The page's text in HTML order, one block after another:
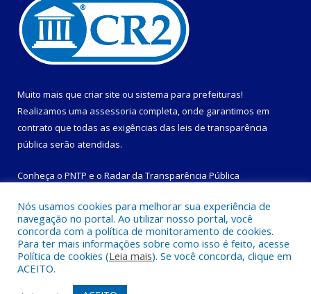
Muito mais que criar site ou sistema para prefeituras!
Realizamos uma assessoria completa, onde garantimos em
contrato que todas as exigências das leis de transparência
pública serão atendidas.
Conheça o PNTP e o Radar da Transparência Pública
Todos os direitos reservados a Prefeitura Municipal de
Magalhães Barata.
Nós usamos cookies para melhorar sua experiência de
navegação no portal. Ao utilizar nosso portal, você
concorda com a política de monitoramento de cookies.
Para ter mais informações sobre como isso é feito, acesse
Política de cookies (Leia mais). Se você concorda, clique em
ACEITO.